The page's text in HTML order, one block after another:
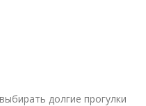
долгие прогулки